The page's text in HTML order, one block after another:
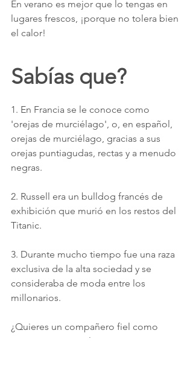
En verano es mejor que lo tengas en
lugares frescos, ¡porque no tolera bien
el calor!
Sabías que?
1. En Francia se le conoce como
'orejas de murciélago', o, en español,
orejas de murciélago, gracias a sus
orejas puntiagudas, rectas y a menudo
negras.
2. Russell era un bulldog francés de
exhibición que murió en los restos del
Titanic.
3. Durante mucho tiempo fue una raza
exclusiva de la alta sociedad y se
consideraba de moda entre los
millonarios.
¿Quieres un compañero fiel como
este? ¡Consigue el tuyo con nosotros!